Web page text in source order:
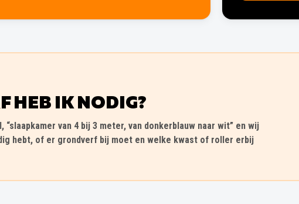
HEB IK NODIG?
van 4 bij 3 meter, van donkerblauw naar wit” en wij
hebt, of er grondverf bij moet en welke kwast of roller erbij